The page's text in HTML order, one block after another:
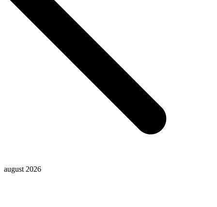
august 2026